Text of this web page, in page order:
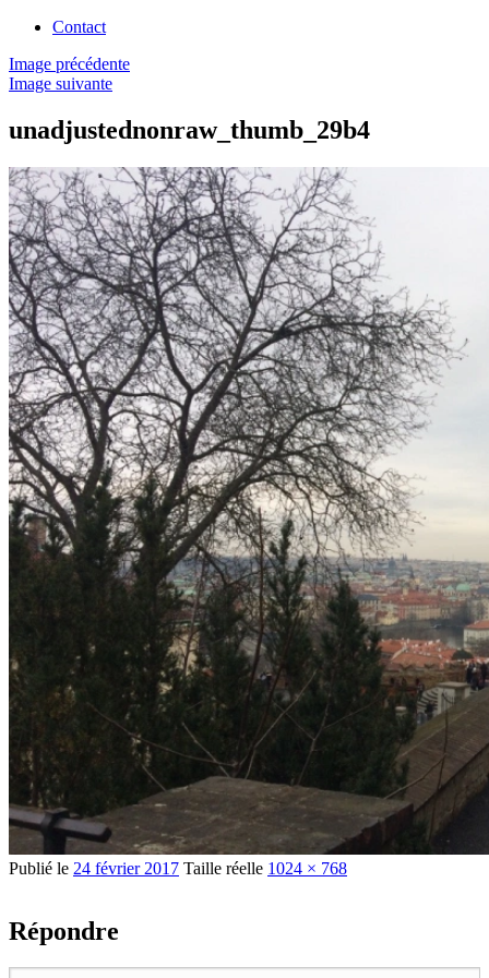
Contact
Image précédente
Image suivante
unadjustednonraw_thumb_29b4
Publié le 24 février 2017 Taille réelle 1024 × 768
Répondre